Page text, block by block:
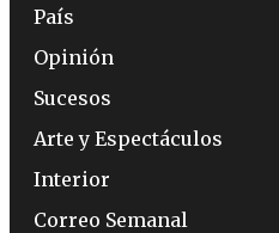
País
Opinión
Sucesos
Arte y Espectáculos
Interior
Correo Semanal